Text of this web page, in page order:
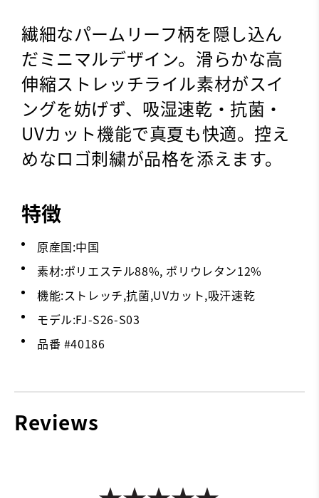
繊細なパームリーフ柄を隠し込ん
だミニマルデザイン。滑らかな高
伸縮ストレッチライル素材がスイ
ングを妨げず、吸湿速乾・抗菌・
UVカット機能で真夏も快適。控え
めなロゴ刺繍が品格を添えます。
特徴
原産国:中国
素材:ポリエステル88%, ポリウレタン12%
機能:ストレッチ,抗菌,UVカット,吸汗速乾
モデル:FJ-S26-S03
品番 #40186
Reviews